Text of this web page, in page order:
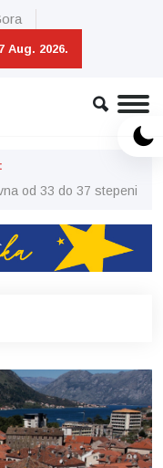
7 Aug. 2026.
od 33 do 37 stepeni